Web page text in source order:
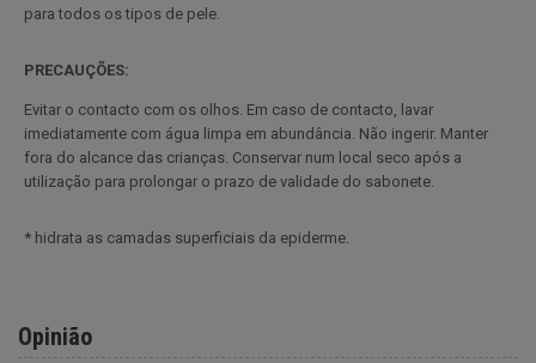
para todos os tipos de pele.
PRECAUÇÕES:
Evitar o contacto com os olhos. Em caso de contacto, lavar
imediatamente com água limpa em abundância. Não ingerir. Manter
fora do alcance das crianças. Conservar num local seco após a
utilização para prolongar o prazo de validade do sabonete.
* hidrata as camadas superficiais da epiderme.
Opinião